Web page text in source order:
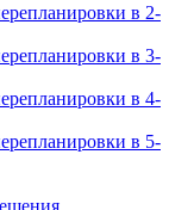
в 2-
в 3-
в 4-
в 5-